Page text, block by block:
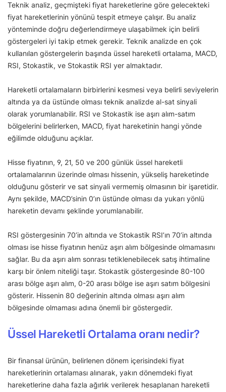
Teknik analiz, geçmişteki fiyat hareketlerine göre gelecekteki
fiyat hareketlerinin yönünü tespit etmeye çalışır. Bu analiz
yönteminde doğru değerlendirmeye ulaşabilmek için belirli
göstergeleri iyi takip etmek gerekir. Teknik analizde en çok
kullanılan göstergelerin başında üssel hareketli ortalama, MACD,
RSI, Stokastik, ve Stokastik RSI yer almaktadır.
Hareketli ortalamaların birbirlerini kesmesi veya belirli seviyelerin
altında ya da üstünde olması teknik analizde al-sat sinyali
olarak yorumlanabilir. RSI ve Stokastik ise aşırı alım-satım
bölgelerini belirlerken, MACD, fiyat hareketinin hangi yönde
eğilimde olduğunu açıklar.
Hisse fiyatının, 9, 21, 50 ve 200 günlük üssel hareketli
ortalamalarının üzerinde olması hissenin, yükseliş hareketinde
olduğunu gösterir ve sat sinyali vermemiş olmasının bir işaretidir.
Aynı şekilde, MACD’sinin 0’ın üstünde olması da yukarı yönlü
hareketin devamı şeklinde yorumlanabilir.
RSI göstergesinin 70’in altında ve Stokastik RSI’ın 70’in altında
olması ise hisse fiyatının henüz aşırı alım bölgesinde olmamasını
sağlar. Bu da aşırı alım sonrası tetiklenebilecek satış ihtimaline
karşı bir önlem niteliği taşır. Stokastik göstergesinde 80-100
arası bölge aşırı alım, 0-20 arası bölge ise aşırı satım bölgesini
gösterir. Hissenin 80 değerinin altında olması aşırı alım
bölgesinde olmaması adına önemli bir göstergedir.
Üssel Hareketli Ortalama oranı nedir?
Bir finansal ürünün, belirlenen dönem içerisindeki fiyat
hareketlerinin ortalaması alınarak, yakın dönemdeki fiyat
hareketlerine daha fazla ağırlık verilerek hesaplanan hareketli